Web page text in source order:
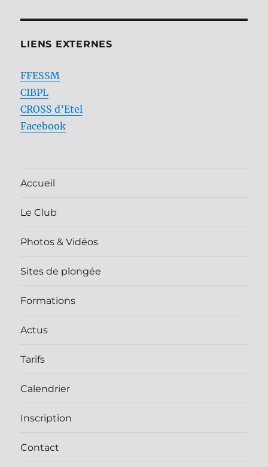
LIENS EXTERNES
FFESSM
CIBPL
CROSS d’Etel
Facebook
Accueil
Le Club
Photos & Vidéos
Sites de plongée
Formations
Actus
Tarifs
Calendrier
Inscription
Contact